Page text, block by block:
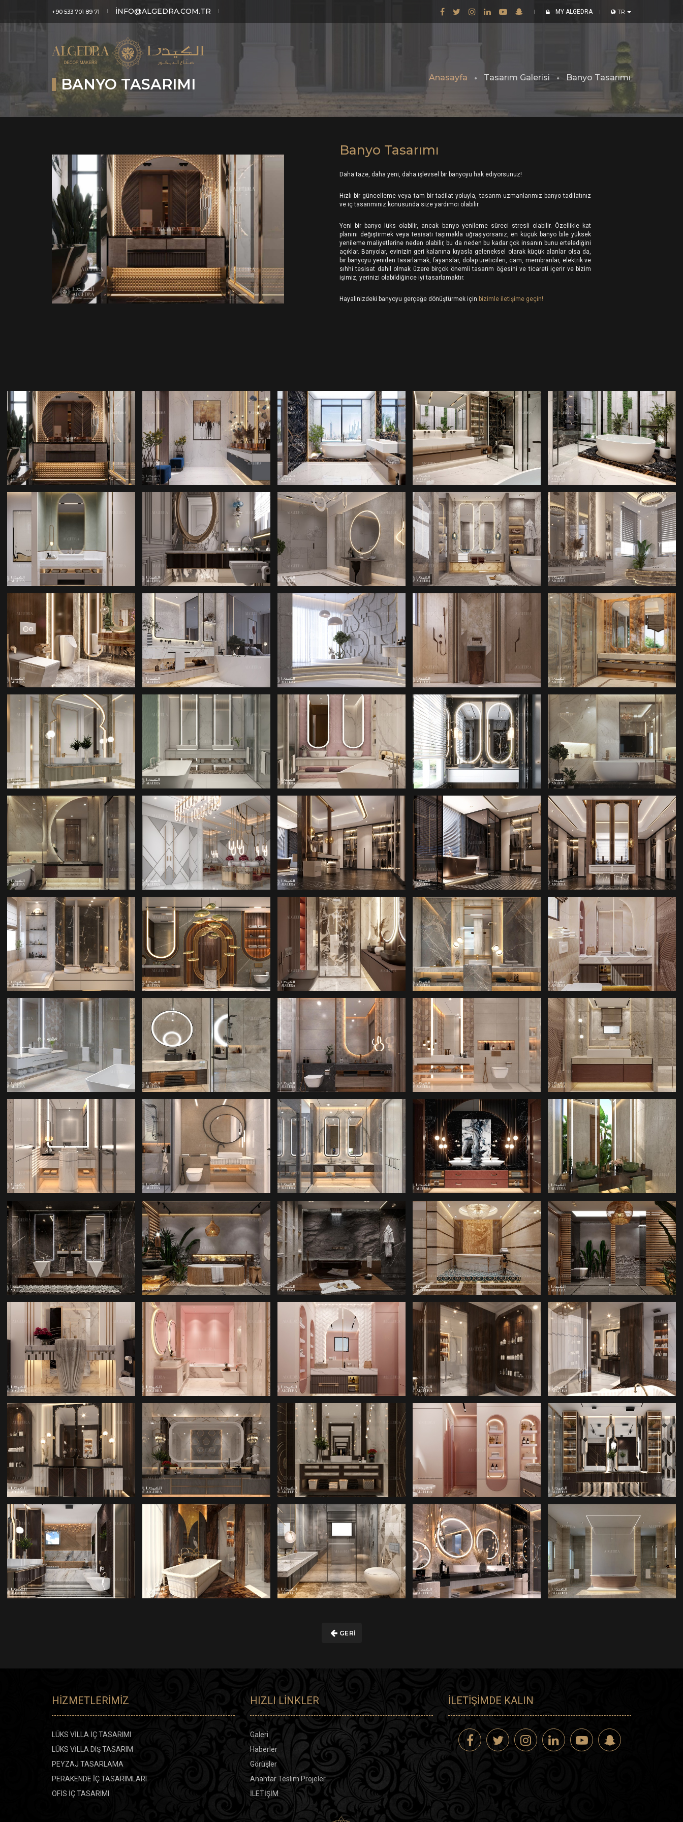
+90 533 701 89 71 INFO@ALGEDRA.COM.TR MY ALGEDRA TR
BANYO TASARIMI Anasayfa Tasarım Galerisi Banyo Tasarımı
Banyo Tasarımı
Daha taze, daha yeni, daha işlevsel bir banyoyu hak ediyorsunuz!
Hızlı bir güncelleme veya tam bir tadilat yoluyla, tasarım uzmanlarımız banyo tadilatınız
ve iç tasarımınız konusunda size yardımcı olabilir.
Yeni bir banyo lüks olabilir, ancak banyo yenileme süreci stresli olabilir. Özellikle kat
planını değiştirmek veya tesisatı taşımakla uğraşıyorsanız, en küçük banyo bile yüksek
yenileme maliyetlerine neden olabilir, bu da neden bu kadar çok insanın bunu ertelediğini
açıklar. Banyolar, evinizin geri kalanına kıyasla geleneksel olarak küçük alanlar olsa da,
bir banyoyu yeniden tasarlamak, fayanslar, dolap üreticileri, cam, membranlar, elektrik ve
sıhhi tesisat dahil olmak üzere birçok önemli tasarım öğesini ve ticareti içerir ve bizim
işimiz, yerinizi olabildiğince iyi tasarlamaktır.
Hayalinizdeki banyoyu gerçeğe dönüştürmek için bizimle iletişime geçin!
BANYO
TASARIMLARI
BANYO
TASARIMLARI
BANYO
TASARIMLARI
BANYO
TASARIMLARI
BANYO IÇ TASARIMI BANYO IÇ TASARIMI BANYO IÇ TASARIMI BANYO IÇ TASARIMI BANYO IÇ TASARIMI
BANYO IÇ TASARIMI BANYO IÇ TASARIMI BANYO IÇ TASARIMI BANYO IÇ TASARIMI BANYO IÇ TASARIMI
BANYO IÇ TASARIMI BANYO IÇ TASARIMI BANYO IÇ TASARIMI MIMARLIK ŞIRKETI MIMARLIK ŞIRKETI
MIMARLIK ŞIRKETI BANYO IÇ TASARIMI BANYO IÇ TASARIMI BANYO IÇ TASARIMI BANYO IÇ TASARIMI
BANYO IÇ TASARIMI BANYO IÇ TASARIMI BANYO IÇ TASARIMI BANYO IÇ TASARIMI BANYO IÇ TASARIMI
BANYO IÇ TASARIMI MIMARLIK ŞIRKETI MIMARLIK ŞIRKETI BANYO IÇ TASARIMI BANYO IÇ TASARIMI
BANYO IÇ TASARIMI BANYO IÇ TASARIMI BANYO IÇ TASARIMI MIMARLIK ŞIRKETI MIMARLIK ŞIRKETI
MIMARLIK ŞIRKETI MIMARLIK ŞIRKETI MIMARLIK ŞIRKETI MIMARLIK ŞIRKETI BANYO IÇ TASARIMI
BANYO FAYANSI
TASARIMI
KÜÇÜK BANYO
FIKIRLERI
LÜKS BANYO
TASARIMI
TUVALET
TASARIMLARI
UYGUN FIYATLI
KÜÇÜK BANYO
FIKIRLERI
MINIMAL KÜÇÜK
BANYO FIKIRLERI
TUVALET TASARIM
FIKIRLERI
MODERN BANYO
KAROLARI
BANYO TAVAN
TASARIMI
ANA BANYO
FIKIRLERI
ANA BANYO BANYO IÇ TASARIMI MIMARLIK FIRMASI MIMARLIK FIRMASI MIMARLIK FIRMASI
GERI
HIZMETLERIMIZ
LÜKS VİLLA İÇ TASARIMI
LÜKS VİLLA DIŞ TASARIM
PEYZAJ TASARLAMA
PERAKENDE İÇ TASARIMLARI
OFİS İÇ TASARIMI
HIZLI LINKLER
Galeri
Haberler
Görüşler
Anahtar Teslim Projeler
İLETİŞİM
İLETIŞIMDE KALIN